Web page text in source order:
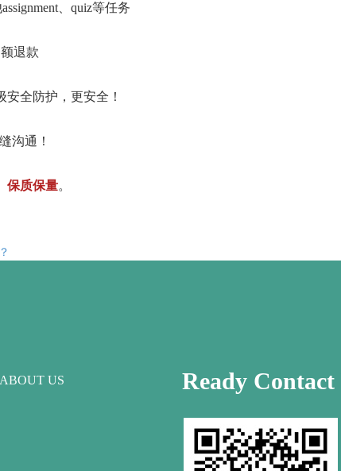
、quiz等任务
额退款
全防护，更安全！
沟通！
保质保量。
ABOUT US Ready Contact